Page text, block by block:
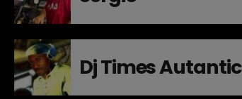
Dj Times Autantic